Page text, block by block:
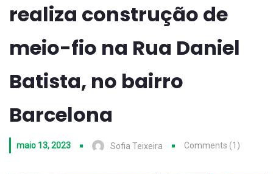
realiza construção de
meio-fio na Rua Daniel
Batista, no bairro
Barcelona
maio 13, 2023 Sofia Teixeira Comments (1)